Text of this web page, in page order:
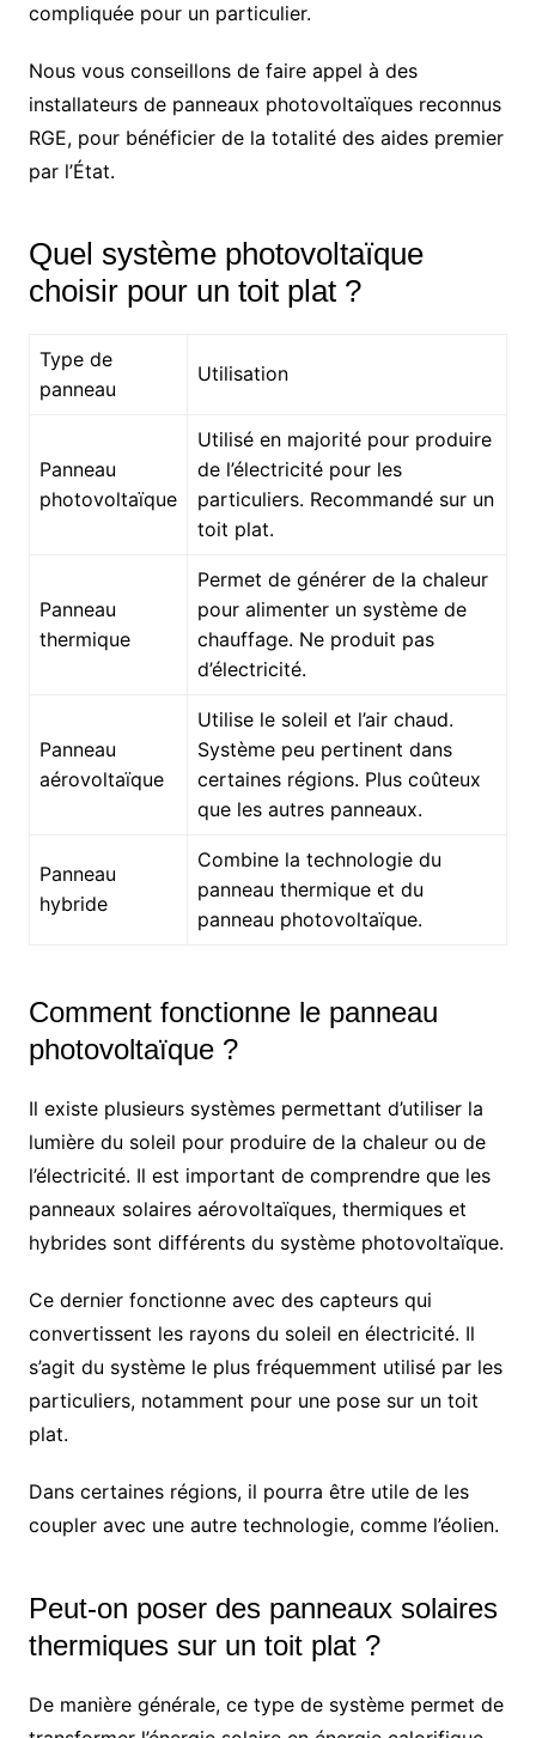
compliquée pour un particulier.
Nous vous conseillons de faire appel à des
installateurs de panneaux photovoltaïques reconnus
RGE, pour bénéficier de la totalité des aides premier
par l’État.
Quel système photovoltaïque
choisir pour un toit plat ?
Type de
panneau
Utilisation
Panneau
photovoltaïque
Utilisé en majorité pour produire
de l’électricité pour les
particuliers. Recommandé sur un
toit plat.
Panneau
thermique
Permet de générer de la chaleur
pour alimenter un système de
chauffage. Ne produit pas
d’électricité.
Panneau
aérovoltaïque
Utilise le soleil et l’air chaud.
Système peu pertinent dans
certaines régions. Plus coûteux
que les autres panneaux.
Panneau
hybride
Combine la technologie du
panneau thermique et du
panneau photovoltaïque.
Comment fonctionne le panneau
photovoltaïque ?
Il existe plusieurs systèmes permettant d’utiliser la
lumière du soleil pour produire de la chaleur ou de
l’électricité. Il est important de comprendre que les
panneaux solaires aérovoltaïques, thermiques et
hybrides sont différents du système photovoltaïque.
Ce dernier fonctionne avec des capteurs qui
convertissent les rayons du soleil en électricité. Il
s’agit du système le plus fréquemment utilisé par les
particuliers, notamment pour une pose sur un toit
plat.
Dans certaines régions, il pourra être utile de les
coupler avec une autre technologie, comme l’éolien.
Peut-on poser des panneaux solaires
thermiques sur un toit plat ?
De manière générale, ce type de système permet de